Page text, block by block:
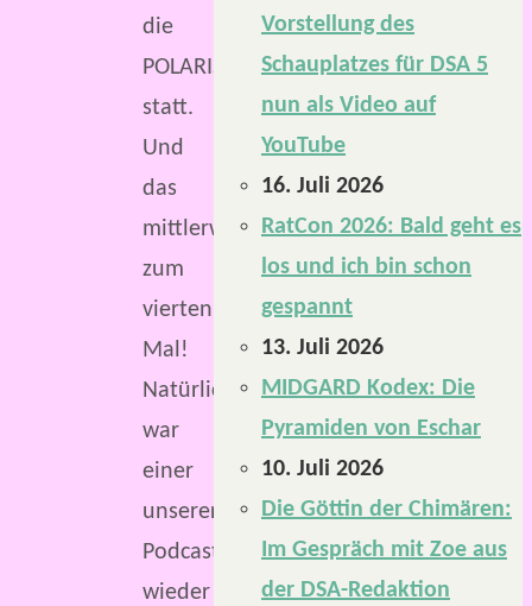
die
POLARIS
statt.
Und
das
mittlerweile
zum
vierten
Mal!
Natürlich
war
einer
unserer
Podcaster
wieder
Vorstellung des
Schauplatzes für DSA 5
nun als Video auf
YouTube
16. Juli 2026
RatCon 2026: Bald geht es
los und ich bin schon
gespannt
13. Juli 2026
MIDGARD Kodex: Die
Pyramiden von Eschar
10. Juli 2026
Die Göttin der Chimären:
Im Gespräch mit Zoe aus
der DSA-Redaktion